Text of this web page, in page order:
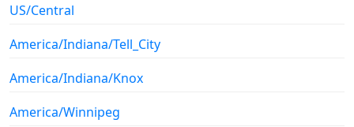
US/Central
America/Indiana/Tell_City
America/Indiana/Knox
America/Winnipeg